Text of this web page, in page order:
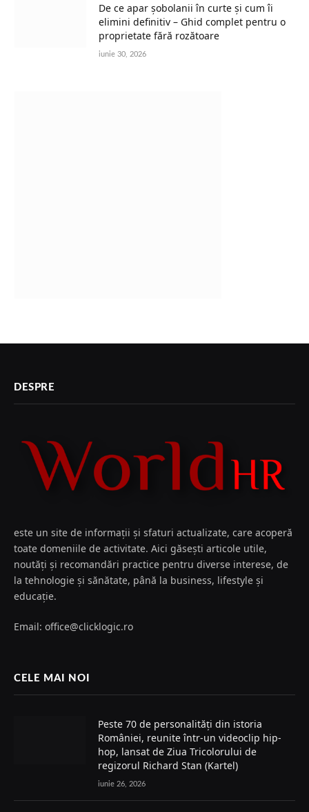
De ce apar șobolanii în curte și cum îi
elimini definitiv – Ghid complet pentru o
proprietate fără rozătoare
iunie 30, 2026
DESPRE
este un site de informații și sfaturi actualizate, care acoperă
toate domeniile de activitate. Aici găsești articole utile,
noutăți și recomandări practice pentru diverse interese, de
la tehnologie și sănătate, până la business, lifestyle și
educație.
Email: office@clicklogic.ro
CELE MAI NOI
Peste 70 de personalități din istoria
României, reunite într-un videoclip hip-
hop, lansat de Ziua Tricolorului de
regizorul Richard Stan (Kartel)
iunie 26, 2026